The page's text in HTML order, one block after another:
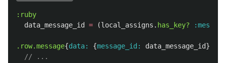
data_message_id
= (local_assigns . has_key?
.row.message{data: {message_id: data_message_id}}